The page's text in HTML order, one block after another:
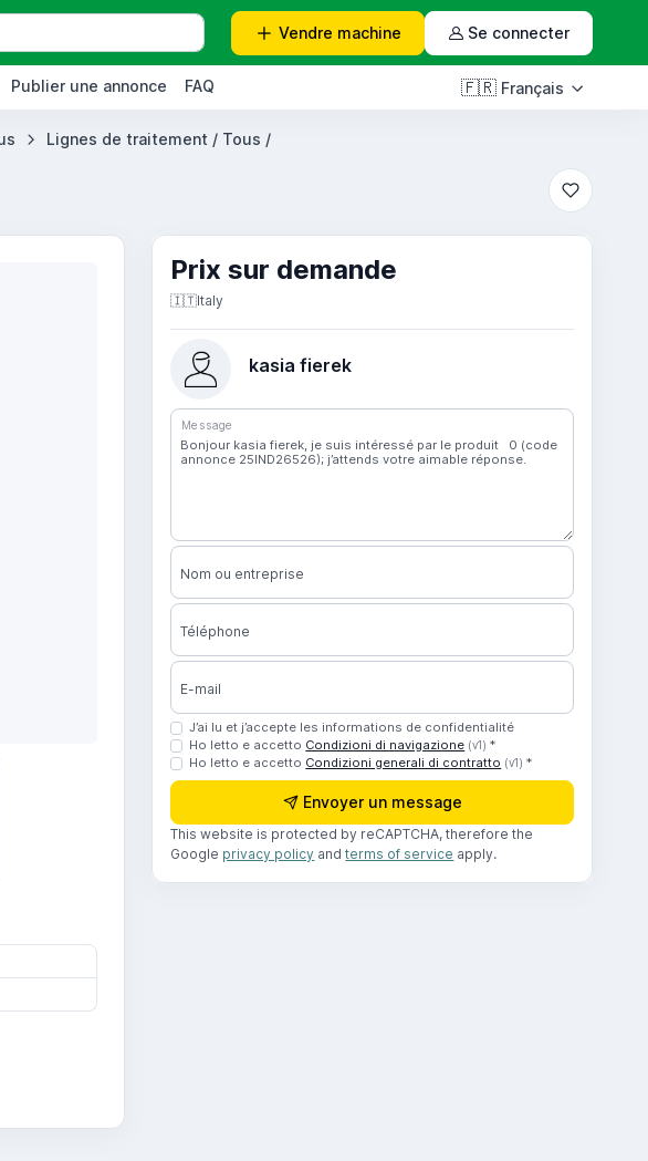
Vendre machine Se connecter
Publier une annonce FAQ 🇫🇷 Français
Lignes de traitement / Tous /
Prix ​​sur demande
🇮🇹Italy
kasia fierek
Message
Nom ou entreprise
Téléphone
E-mail
J’ai lu et j’accepte les informations de confidentialité
Ho letto e accetto Condizioni di navigazione (v1) *
Ho letto e accetto Condizioni generali di contratto (v1) *
Envoyer un message
This website is protected by reCAPTCHA, therefore the
Google privacy policy andterms of service apply.